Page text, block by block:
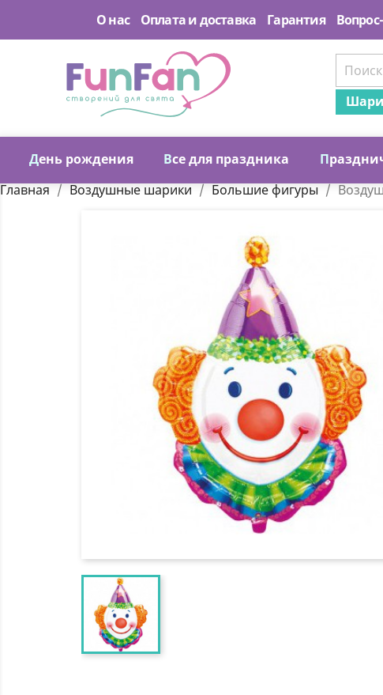
О нас Оплата и доставка Гарантия
День рождения Все для праздника П
Главная Воздушные шарики Большие фигуры